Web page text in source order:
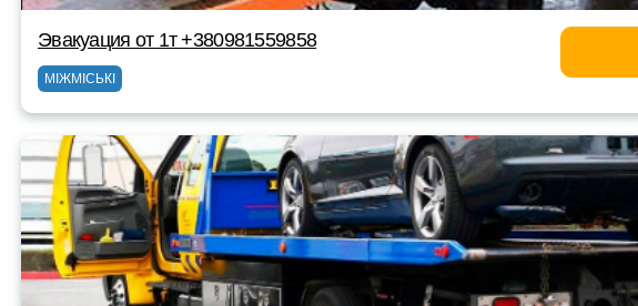
Эвакуация от 1т +380981559858
МІЖМІСЬКІ